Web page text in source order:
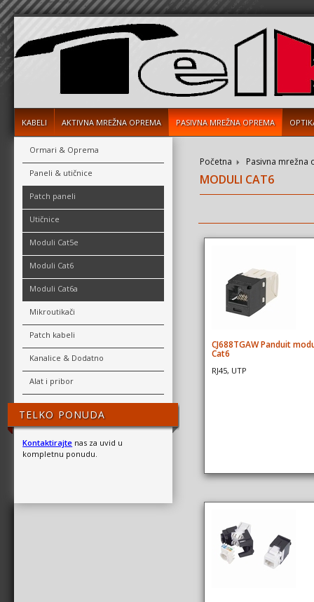
KABELI AKTIVNA MREŽNA OPREMA PASIVNA MREŽNA OPREMA
Ormari & Oprema
Paneli & utičnice
Patch paneli
Utičnice
Moduli Cat5e
Moduli Cat6
Moduli Cat6a
Mikroutikači
Patch kabeli
Kanalice & Dodatno
Alat i pribor
TELKO PONUDA
Kontaktirajte nas za uvid u
kompletnu ponudu.
Početna Pasivna mrežna
MODULI CAT6
CJ688TGAW Panduit
Cat6
RJ45, UTP